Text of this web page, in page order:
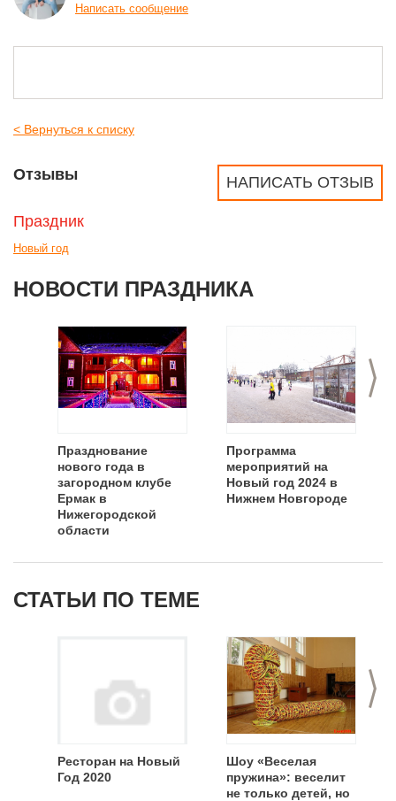
Написать сообщение
< Вернуться к списку
НАПИСАТЬ ОТЗЫВ
Отзывы
Праздник
Новый год
НОВОСТИ ПРАЗДНИКА
>
Празднование
нового года в
загородном клубе
Ермак в
Нижегородской
области
Программа
мероприятий на
Новый год 2024 в
Нижнем Новгороде
СТАТЬИ ПО ТЕМЕ
>
Ресторан на Новый
Год 2020
Шоу «Веселая
пружина»: веселит
не только детей, но